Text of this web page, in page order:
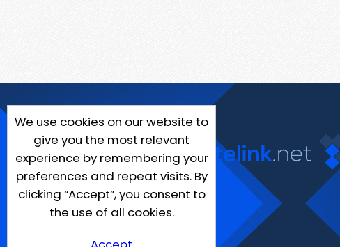
We use cookies on our website to
give you the most relevant
experience by remembering your
preferences and repeat visits. By
clicking “Accept”, you consent to
the use of all cookies.